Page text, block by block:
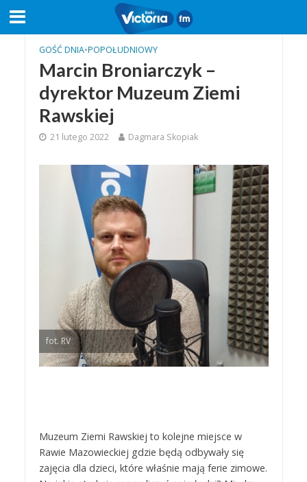
GOŚĆ DNIA•POPOŁUDNIOWY
Marcin Broniarczyk –
dyrektor Muzeum Ziemi
Rawskiej
21 lutego 2022 Dagmara Skopiak
fot. RV
Muzeum Ziemi Rawskiej to kolejne miejsce w
Rawie Mazowieckiej gdzie będą odbywały się
zajęcia dla dzieci, które właśnie mają ferie zimowe.